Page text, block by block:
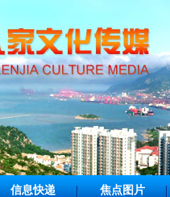
信息快递
焦点图片